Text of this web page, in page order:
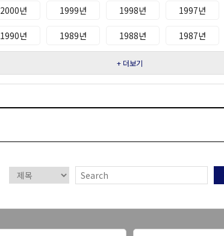
2000년 1999년 1998년 1997년
1990년 1989년 1988년 1987년
+ 더보기